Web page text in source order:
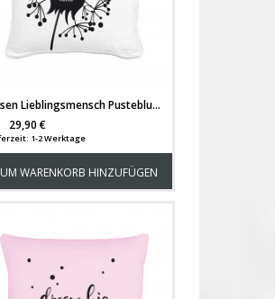
Kissen Lieblingsmensch Pusteblume mit Schmetterlingen inklusive Füllung k01
29,90 €
1-2 Werktage
WARENKORB HINZUFÜGEN